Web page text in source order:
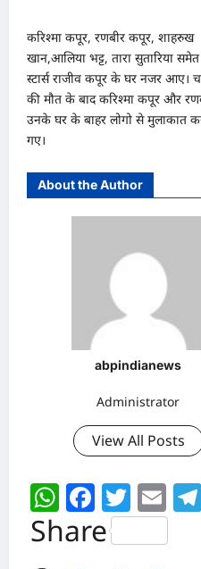
कर‍िश्मा कपूर, रणबीर कपूर, शाहरुख
खान,आलिया भट्ट, तारा सुतार‍िया
स्टार्स राजीव कपूर के घर नजर आए।
की मौत के बाद कर‍िश्मा कपूर और
उनके घर के बाहर लोगो से मुलाकात
गए।
About the Author
abpindianews
Administrator
View All Posts
WhatsApp
Share